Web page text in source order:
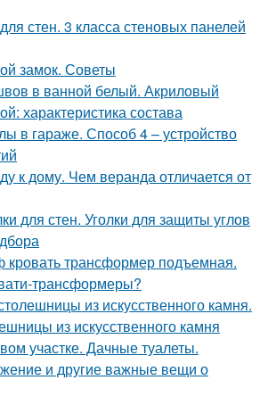
стен. 3 класса стеновых панелей
замок. Советы
в ванной белый. Акриловый
характеристика состава
в гараже. Способ 4 – устройство
к дому. Чем веранда отличается от
для стен. Уголки для защиты углов
кровать трансформер подъемная.
трансформеры?
из искусственного камня.
из искусственного камня
участке. Дачные туалеты.
и другие важные вещи о